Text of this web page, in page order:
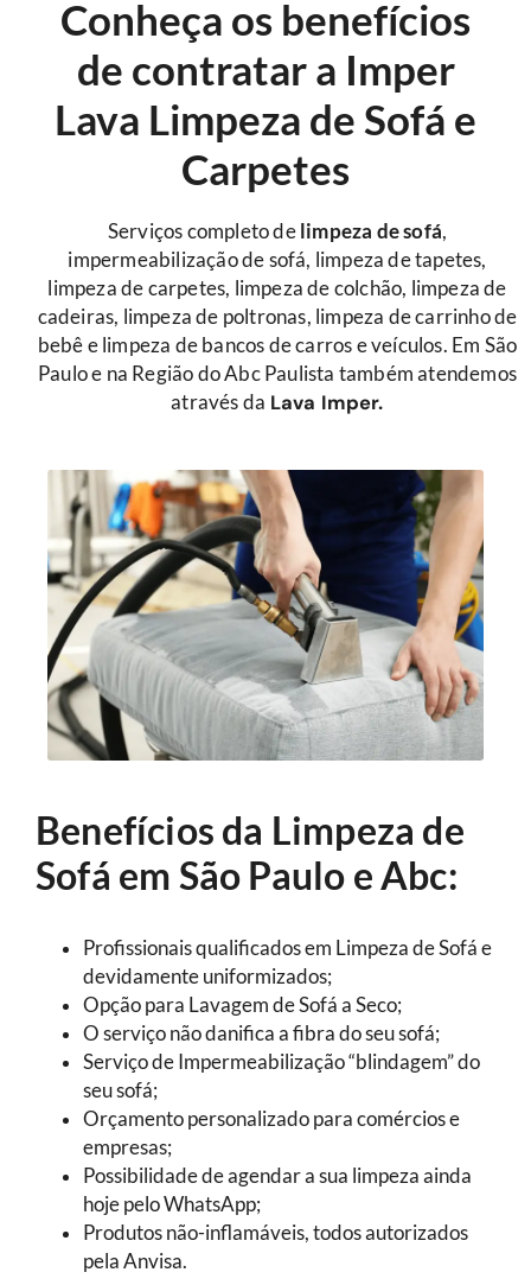
Conheça os benefícios
de contratar a Imper
Lava Limpeza de Sofá e
Carpetes
Serviços completo de limpeza de sofá,
impermeabilização de sofá, limpeza de tapetes,
limpeza de carpetes, limpeza de colchão, limpeza de
cadeiras, limpeza de poltronas, limpeza de carrinho de
bebê e limpeza de bancos de carros e veículos. Em São
Paulo e na Região do Abc Paulista também atendemos
através da Lava Imper.
Benefícios da Limpeza de
Sofá em São Paulo e Abc:
Profissionais qualificados em Limpeza de Sofá e
devidamente uniformizados;
Opção para Lavagem de Sofá a Seco;
O serviço não danifica a fibra do seu sofá;
Serviço de Impermeabilização “blindagem” do
seu sofá;
Orçamento personalizado para comércios e
empresas;
Possibilidade de agendar a sua limpeza ainda
hoje pelo WhatsApp;
Produtos não-inflamáveis, todos autorizados
pela Anvisa.